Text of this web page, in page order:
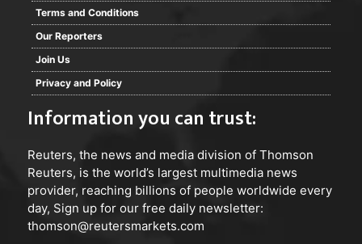
Terms and Conditions
Our Reporters
Join Us
Privacy and Policy
Information you can trust:
Reuters, the news and media division of Thomson
Reuters, is the world’s largest multimedia news
provider, reaching billions of people worldwide every
day, Sign up for our free daily newsletter:
thomson@reutersmarkets.com